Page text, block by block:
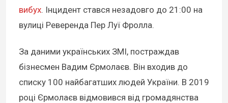
вибух. Інцидент стався незадовго до 21:00 на
вулиці Реверенда Пер Луї Фролла.
За даними українських ЗМІ, постраждав
бізнесмен Вадим Єрмолаєв. Він входив до
списку 100 найбагатших людей України. В 2019
році Єрмолаєв відмовився від громадянства